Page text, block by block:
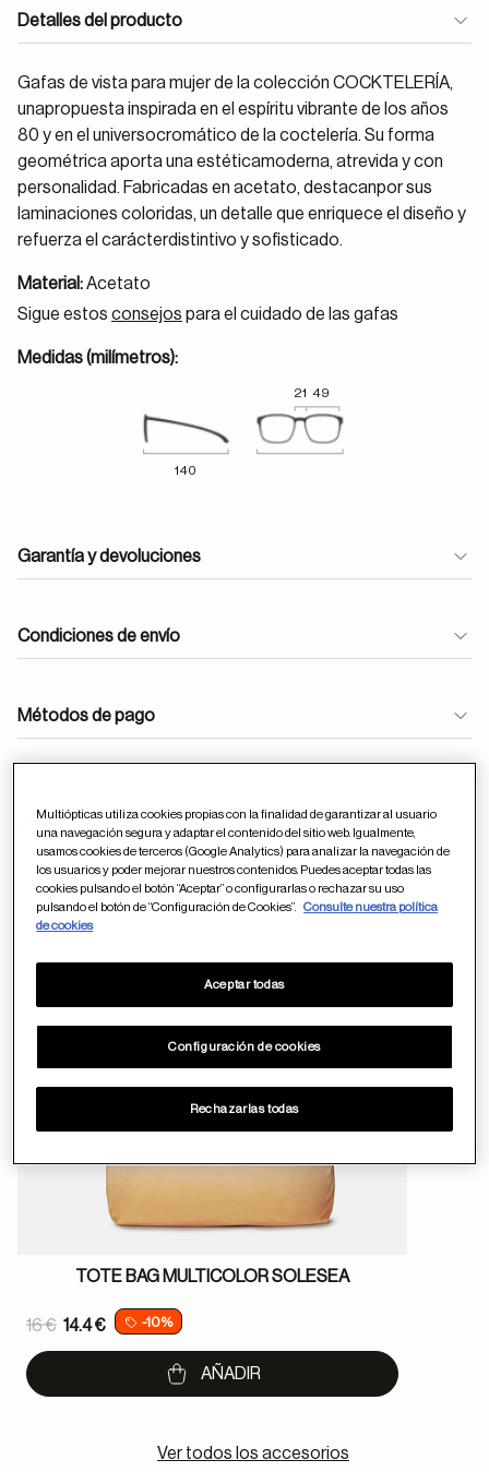
Detalles del producto
Gafas de vista para mujer de la colección COCKTELERÍA,
unapropuesta inspirada en el espíritu vibrante de los años
80 y en el universocromático de la coctelería. Su forma
geométrica aporta una estéticamoderna, atrevida y con
personalidad. Fabricadas en acetato, destacanpor sus
laminaciones coloridas, un detalle que enriquece el diseño y
refuerza el carácterdistintivo y sofisticado.
Material:Acetato
Sigue estos consejos para el cuidado de las gafas
Medidas (milímetros):
21 49
140
Garantía y devoluciones
ayuda
Condiciones de envío
Métodos de pago
Otros usuarios tambien han comprado
TOTE BAG MULTICOLOR SOLESEA
Price reduced from
16 €
to
14.4 € -10%
AÑADIR
Ver todos los accesorios
Multiópticas utiliza cookies propias con la finalidad de garantizar al usuario
una navegación segura y adaptar el contenido del sitio web. Igualmente,
usamos cookies de terceros (Google Analytics) para analizar la navegación de
los usuarios y poder mejorar nuestros contenidos. Puedes aceptar todas las
cookies pulsando el botón “Aceptar” o configurarlas o rechazar su uso
pulsando el botón de “Configuración de Cookies”.
Consulte nuestra política
de cookies
Configuración de cookies
Rechazarlas todas
Aceptar todas